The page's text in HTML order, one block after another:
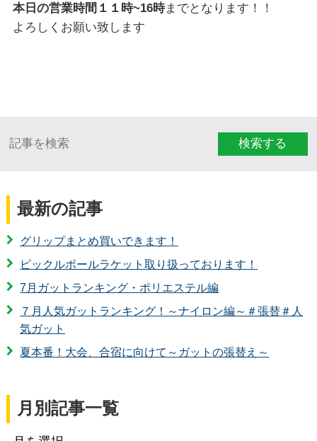
本日の営業時間１１時~16時までとなります！！
よろしくお願い致します
検索する
最新の記事
グリップまとめ買いできます！
ピックルボールラケット取り扱っております！
7月ガットランキング・ポリエステル編
７月人気ガットランキング！～ナイロン編～＃張替＃人
気ガット
夏本番！大会、合宿に向けて～ガットの張替え～
月別記事一覧